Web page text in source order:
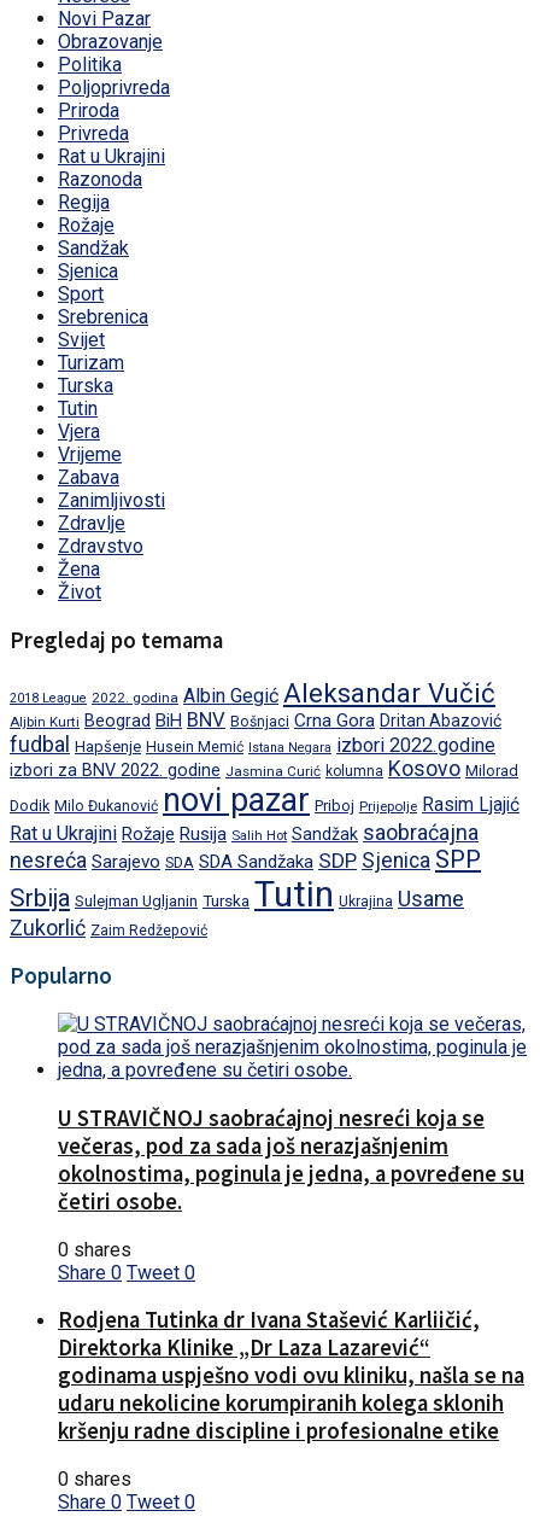
Novi Pazar
Obrazovanje
Politika
Poljoprivreda
Priroda
Privreda
Rat u Ukrajini
Razonoda
Regija
Rožaje
Sandžak
Sjenica
Sport
Srebrenica
Svijet
Turizam
Turska
Tutin
Vjera
Vrijeme
Zabava
Zanimljivosti
Zdravlje
Zdravstvo
Žena
Život
Pregledaj po temama
2018 League 2022. godina Albin Gegić Aleksandar Vučić
Aljbin Kurti Beograd BiH BNV Bošnjaci Crna Gora Dritan Abazović
fudbal Hapšenje Husein Memić Istana Negara izbori 2022.godine
izbori za BNV 2022. godine Jasmina Curić kolumna Kosovo Milorad
Dodik Milo Đukanović novi pazar Priboj Prijepolje Rasim Ljajić
Rat u Ukrajini Rožaje Rusija Salih Hot Sandžak saobraćajna
nesreća Sarajevo SDA SDA Sandžaka SDP Sjenica SPP
Srbija Sulejman Ugljanin Turska Tutin Ukrajina Usame
Zukorlić Zaim Redžepović
Popularno
U STRAVIČNOJ saobraćajnoj nesreći koja se
večeras, pod za sada još nerazjašnjenim
okolnostima, poginula je jedna, a povređene su
četiri osobe.
0 shares
Share 0 Tweet 0
Rodjena Tutinka dr Ivana Stašević Karliičić,
Direktorka Klinike „Dr Laza Lazarević“
godinama uspješno vodi ovu kliniku, našla se na
udaru nekolicine korumpiranih kolega sklonih
kršenju radne discipline i profesionalne etike
0 shares
Share 0 Tweet 0